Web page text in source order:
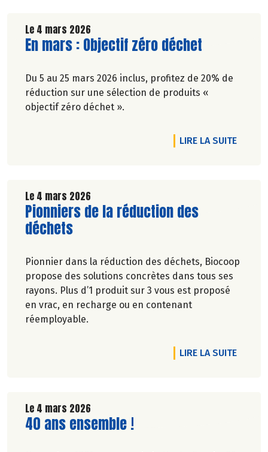
Le 4 mars 2026
Lire la suite de l'article
En mars : Objectif zéro déchet
Du 5 au 25 mars 2026 inclus, profitez de 20% de
réduction sur une sélection de produits «
objectif zéro déchet ».
LIRE LA SUITEDE
Le 4 mars 2026
Lire la suite de l'article
Pionniers de la réduction des
déchets
Pionnier dans la réduction des déchets, Biocoop
propose des solutions concrètes dans tous ses
rayons. Plus d’1 produit sur 3 vous est proposé
en vrac, en recharge ou en contenant
réemployable.
LIRE LA SUITEDE
Le 4 mars 2026
Lire la suite de l'article
40 ans ensemble !